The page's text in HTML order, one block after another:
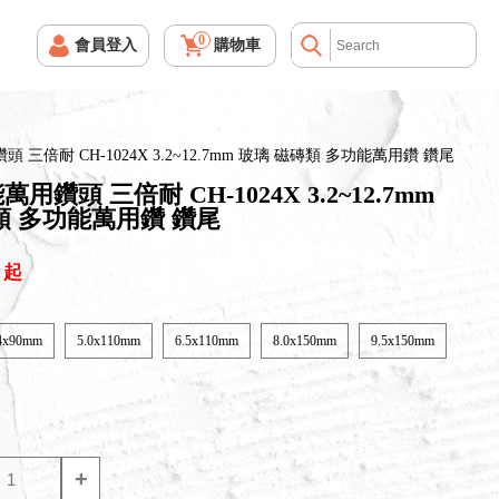
會員登入 0 購物車
頭 三倍耐 CH-1024X 3.2~12.7mm 玻璃 磁磚類 多功能萬用鑽 鑽尾
用鑽頭 三倍耐 CH-1024X 3.2~12.7mm
多功能萬用鑽 鑽尾
起
5.0x110mm 6.5x110mm 8.0x150mm 9.5x150mm
+